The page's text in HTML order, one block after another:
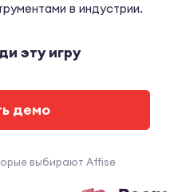
в индустрии.
эту игру
демо
выбирают Affise